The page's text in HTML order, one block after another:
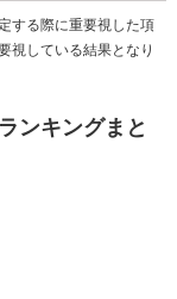
する際に重要視した項
視している結果となり
ンキングまと